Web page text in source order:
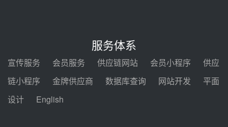
电机组灵活性改造项目三元液态盐
采购合同
迪尔化工预中标华能西安热工院
2026-2029年熔盐介质框架协议
服务体系
宣传服务 会员服务 供应链网站 会员小程序
供应
链小程序
金牌供应商 数据库查询 网站开发
平面
设计
English